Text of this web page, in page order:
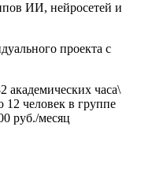
ИИ, нейросетей и
проекта с
академических часа\
12 человек в группе
руб./месяц